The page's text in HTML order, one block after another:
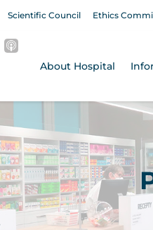
Scientific Council Ethics
About Hospital